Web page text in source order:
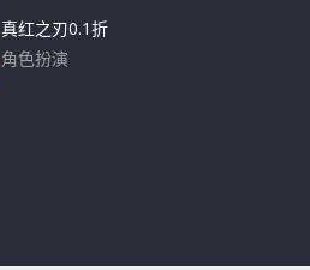
真红之刃0.1折
角色扮演